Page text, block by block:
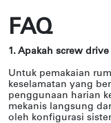
FAQ
1. Apakah screw
Untuk pemakaian
keselamatan yang
penggunaan harian
mekanis langsung
oleh konfigurasi